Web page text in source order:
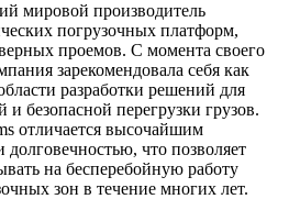
мировой производитель
погрузочных платформ,
проемов. С момента своего
зарекомендовала себя как
разработки решений для
безопасной перегрузки грузов.
отличается высочайшим
что позволяет
на бесперебойную работу
зон в течение многих лет.